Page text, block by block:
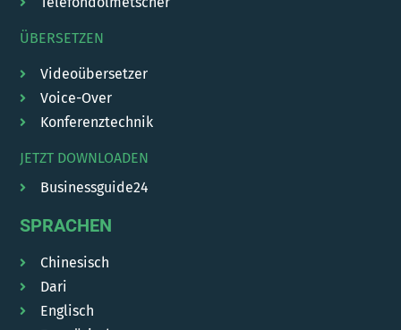
ÜBERSETZEN
Videoübersetzer
Voice-Over
Konferenztechnik
JETZT DOWNLOADEN
Businessguide24
SPRACHEN
Chinesisch
Dari
Englisch